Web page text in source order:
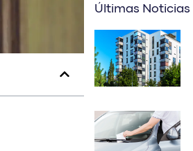
Últimas Noticias